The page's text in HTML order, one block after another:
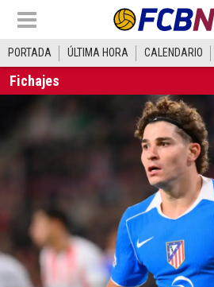
PORTADA ÚLTIMA HORA CALENDARIO
Fichajes